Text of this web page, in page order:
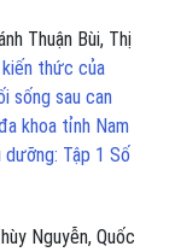
Thuận Bùi, Thị
thức của
sống sau can
khoa tỉnh Nam
Tập 1 Số
Nguyễn, Quốc